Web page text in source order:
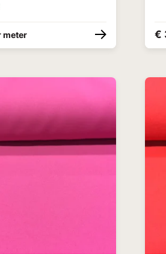
meter €